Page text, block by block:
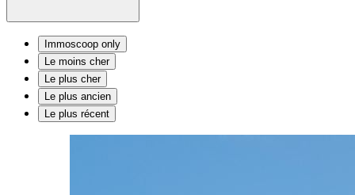
Immoscoop only
Le moins cher
Le plus cher
Le plus ancien
Le plus récent